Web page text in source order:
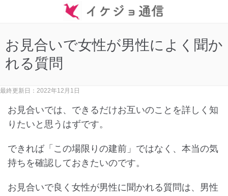
お見合いで女性が男性によく聞か
れる質問
最終更新日：2022年12月1日
お見合いでは、できるだけお互いのことを詳しく知
りたいと思うはずです。
できれば「この場限りの建前」ではなく、本当の気
持ちを確認しておきたいのです。
お見合いで良く女性が男性に聞かれる質問は、男性